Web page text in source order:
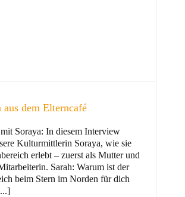
aus dem Elterncafé
Soraya: In diesem Interview
Kulturmittlerin Soraya, wie sie
erlebt – zuerst als Mutter und
Sarah: Warum ist der
beim Stern im Norden für dich